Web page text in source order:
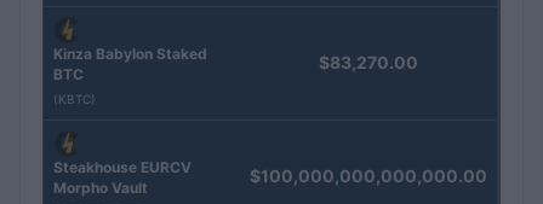
Kinza Babylon Staked
BTC
(KBTC)
$83,270.00
Steakhouse EURCV
Morpho Vault
$100,000,000,000,000.00